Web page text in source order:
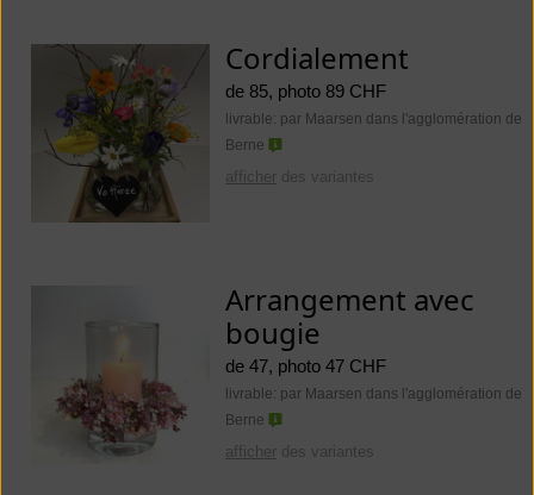
Cordialement
de 85, photo 89 CHF
livrable: par Maarsen dans l'agglomération de
Berne
afficher des variantes
Arrangement avec
bougie
de 47, photo 47 CHF
livrable: par Maarsen dans l'agglomération de
Berne
afficher des variantes